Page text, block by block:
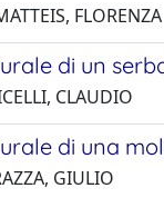
FLORENZA
di un
CLAUDIO
di una
GIULIO